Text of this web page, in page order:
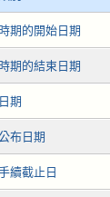
期的開始日期
期的結束日期
期
布日期
續截止日